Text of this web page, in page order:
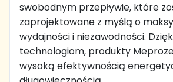
swobodnym przepływie, które
zaprojektowane z myślą o
wydajności i niezawodności.
technologiom, produkty
wysoką efektywnością